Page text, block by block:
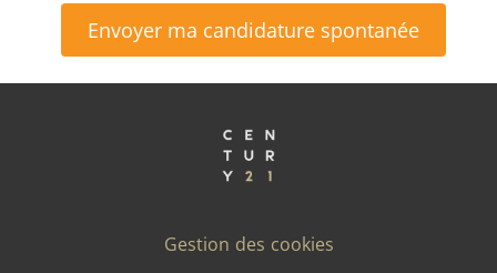
Envoyer ma candidature spontanée
Gestion des cookies